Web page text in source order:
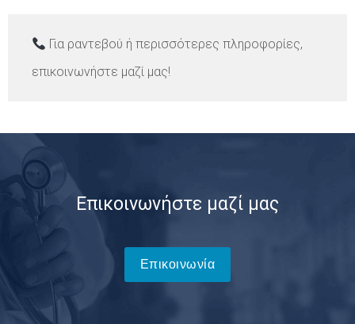
Για ραντεβού ή περισσότερες πληροφορίες,
επικοινωνήστε μαζί μας!
Επικοινωνήστε μαζί μας
Επικοινωνία